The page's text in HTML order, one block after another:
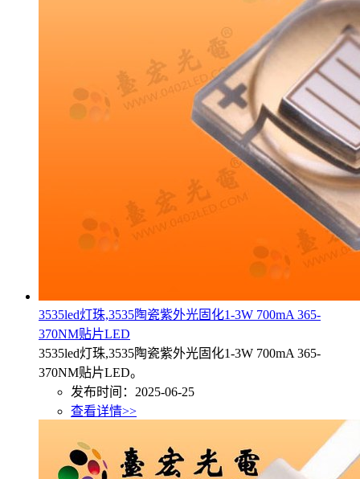
3535led灯珠,3535陶瓷紫外光固化1-3W 700mA 365-
370NM贴片LED
3535led灯珠,3535陶瓷紫外光固化1-3W 700mA 365-
370NM贴片LED。
发布时间：2025-06-25
查看详情>>